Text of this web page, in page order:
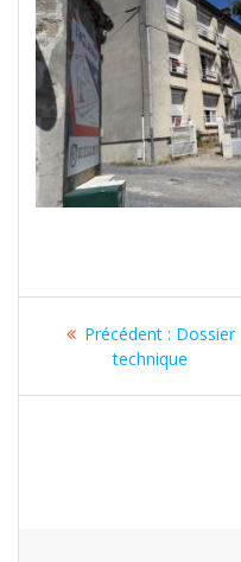
Navigation
Précédent : Article
précédent
Dossier
technique